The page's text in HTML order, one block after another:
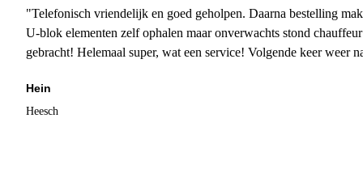
"Telefonisch vriendelijk en goed geholpen. Daarna bestelling
U-blok elementen zelf ophalen maar onverwachts stond
gebracht! Helemaal super, wat een service! Volgende keer weer
Hein
Heesch